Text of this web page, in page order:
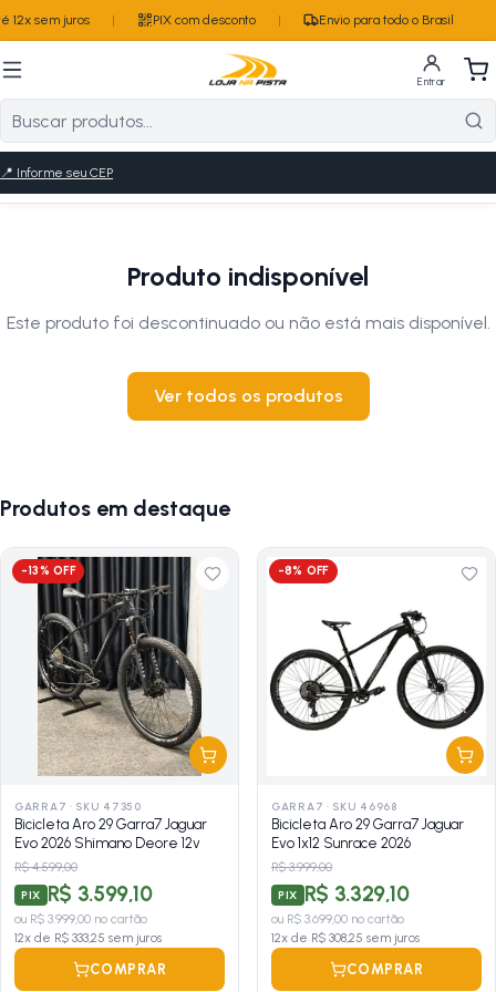
sem juros PIX com desconto Envio para todo o Brasil
Entrar
📍 Informe seu CEP
Produto indisponível
Este produto foi descontinuado ou não está mais disponível.
Ver todos os produtos
Produtos em destaque
-13% OFF
GARRA7 · SKU 47350
Bicicleta Aro 29 Garra7 Jaguar
Evo 2026 Shimano Deore 12v
R$ 4.599,00
PIX R$ 3.599,10
ou R$ 3.999,00 no cartão
12x de R$ 333,25 sem juros
COMPRAR
-8% OFF
GARRA7 · SKU 46968
Bicicleta Aro 29 Garra7 Jaguar
Evo 1x12 Sunrace 2026
R$ 3.999,00
PIX R$ 3.329,10
ou R$ 3.699,00 no cartão
12x de R$ 308,25 sem juros
COMPRAR